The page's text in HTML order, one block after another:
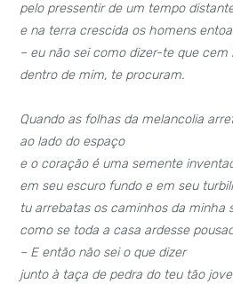
pelo pressentir de um tempo
e na terra crescida os homens
– eu não sei como dizer-te que cem
dentro de mim, te procuram.
Quando as folhas da melancolia
ao lado do espaço
e o coração é uma semente
em seu escuro fundo e em seu
tu arrebatas os caminhos da minha
como se toda a casa ardesse
– E então não sei o que dizer
junto à taça de pedra do teu tão